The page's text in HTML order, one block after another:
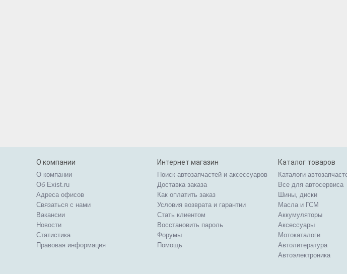
О компании
О компании
Об Exist.ru
Адреса офисов
Связаться с нами
Вакансии
Новости
Статистика
Правовая информация
Интернет магазин
Поиск автозапчастей и аксессуаров
Доставка заказа
Как оплатить заказ
Условия возврата и гарантии
Стать клиентом
Восстановить пароль
Форумы
Помощь
Каталог товаров
Каталоги
Все для автосервиса
Шины, диски
Масла и ГСМ
Аккумуляторы
Аксессуары
Мотокаталоги
Автолитература
Автоэлектроника